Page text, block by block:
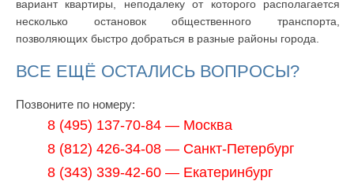
вариант квартиры, неподалеку от которого располагается
несколько остановок общественного транспорта,
позволяющих быстро добраться в разные районы города.
ВСЕ ЕЩЁ ОСТАЛИСЬ ВОПРОСЫ?
Позвоните по номеру:
8 (495) 137-70-84 — Москва
8 (812) 426-34-08 — Санкт-Петербург
8 (343) 339-42-60 — Екатеринбург